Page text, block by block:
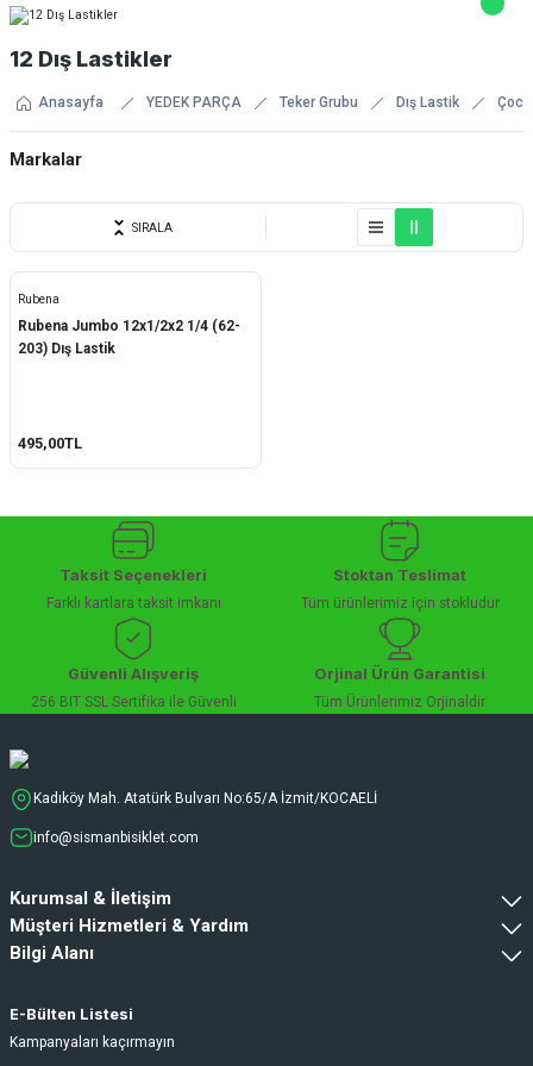
12 Dış Lastikler
Anasayfa YEDEK PARÇA Teker Grubu Dış Lastik
Markalar
Rubena
SIRALA
Rubena
Rubena Jumbo 12x1/2x2 1/4 (62-
203) Dış Lastik
495,00TL
Taksit Seçenekleri
Farklı kartlara taksit imkanı
Stoktan Teslimat
Tüm ürünlerimiz için stokludur
Güvenli Alışveriş
256 BIT SSL Sertifika ile Güvenli
Orjinal Ürün Garantisi
Tüm Ürünlerimiz Orjinaldir
Kadıköy Mah. Atatürk Bulvarı No:65/A İzmit/KOCAELİ
info@sismanbisiklet.com
Kurumsal & İletişim
Müşteri Hizmetleri & Yardım
Bilgi Alanı
E-Bülten Listesi
Kampanyaları kaçırmayın